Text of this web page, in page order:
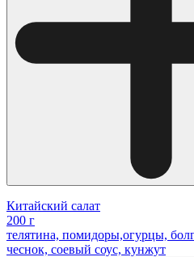
Китайский салат
200 г
телятина, помидоры,огурцы,
чеснок, соевый соус, кунжут